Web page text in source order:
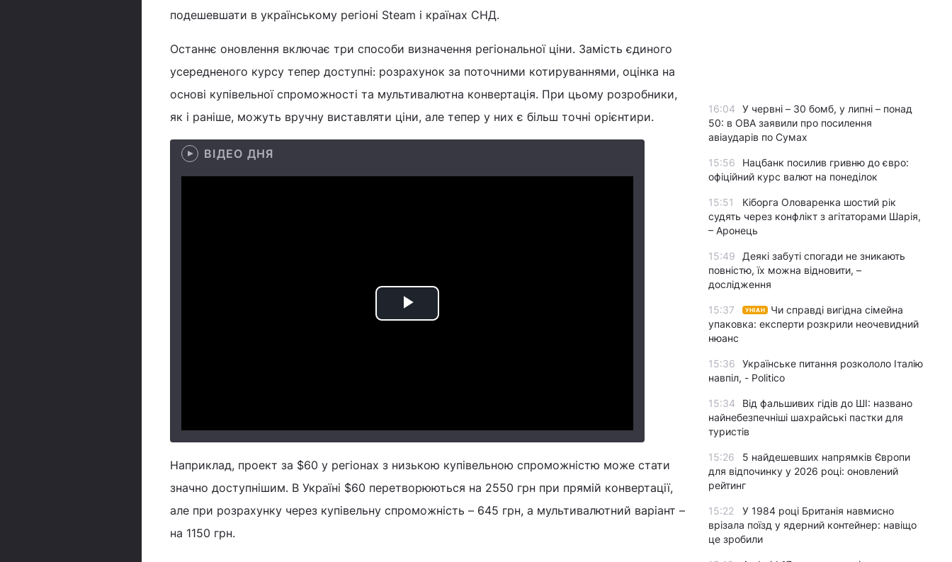
подешевшати в українському регіоні Steam і країнах СНД.
Останнє оновлення включає три способи визначення регіональної ціни. Замість єдиного
усередненого курсу тепер доступні: розрахунок за поточними котируваннями, оцінка на
основі купівельної спроможності та мультивалютна конвертація. При цьому розробники,
як і раніше, можуть вручну виставляти ціни, але тепер у них є більш точні орієнтири.
ВІДЕО ДНЯ
Play
Наприклад, проект за $60 у регіонах з низькою купівельною спроможністю може стати
значно доступнішим. В Україні $60 перетворюються на 2550 грн при прямій конвертації,
але при розрахунку через купівельну спроможність – 645 грн, а мультивалютний варіант –
на 1150 грн.
16:04
У червні – 30 бомб, у липні – понад
50: в ОВА заявили про посилення
авіаударів по Сумах
15:56
Нацбанк посилив гривню до євро:
офіційний курс валют на понеділок
15:51
Кіборга Оловаренка шостий рік
судять через конфлікт з агітаторами Шарія,
– Аронець
15:49
Деякі забуті спогади не зникають
повністю, їх можна відновити, –
дослідження
15:37 УНІАН
Чи справді вигідна сімейна
упаковка: експерти розкрили неочевидний
нюанс
15:36
Українське питання розкололо Італію
навпіл, - Politico
15:34
Від фальшивих гідів до ШІ: названо
найнебезпечніші шахрайські пастки для
туристів
15:26
5 найдешевших напрямків Європи
для відпочинку у 2026 році: оновлений
рейтинг
15:22
У 1984 році Британія навмисно
врізала поїзд у ядерний контейнер: навіщо
це зробили